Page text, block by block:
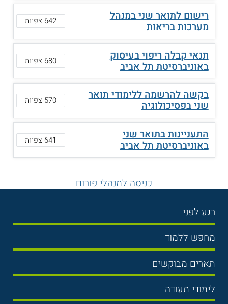
רישום לתואר שני במנהל
מערכות בריאות 642 צפיות
תנאי קבלה ריפוי בעיסוק
באוניברסיטת תל אביב 680 צפיות
בקשה להרשמה ללימודי תואר
שני בפסיכולוגיה 570 צפיות
התעניינות בתואר שני
באוניברסיטת תל אביב 641 צפיות
כניסה למנהלי פורום
רגע לפני
בחירת לימודים
תנאי קבלה
שכר לימוד
אוניברסיטה
מחפש ללמוד
תואר ראשון
תואר שני
הכנה לבגרות
תארים מבוקשים
משפטים
לימודי תעודה